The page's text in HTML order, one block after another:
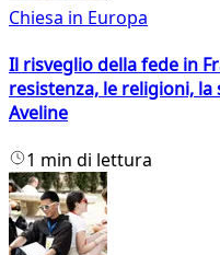
Chiesa in Europa
Il risveglio della fede in
resistenza, le religioni, la
Aveline
1 min di lettura